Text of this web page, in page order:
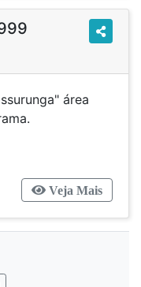
área
Umuarama.
Veja Mais